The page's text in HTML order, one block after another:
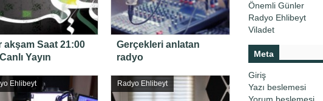
akşam Saat 21:00
Yayın
Gerçekleri anlatan
radyo
Ehlibeyt Radyo Ehlibeyt
Önemli Günler
Radyo Ehlibeyt
Viladet
Meta
Giriş
Yazı beslemesi